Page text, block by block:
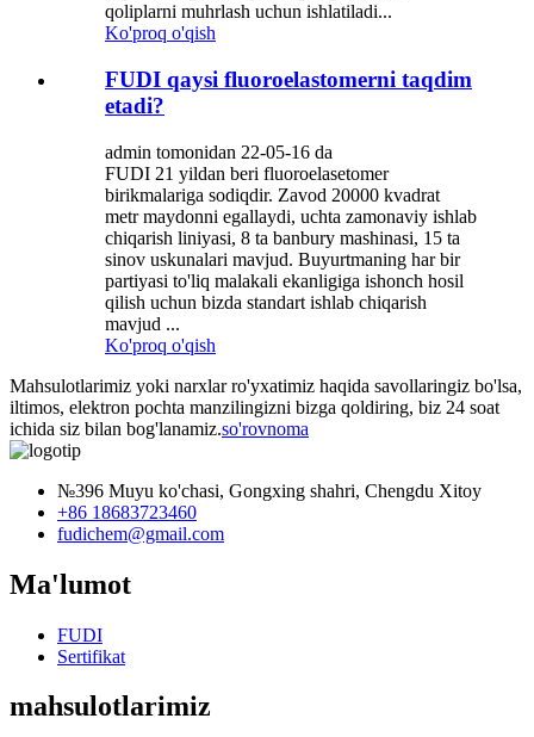
qoliplarni muhrlash uchun ishlatiladi...
Ko'proq o'qish
FUDI qaysi fluoroelastomerni taqdim
etadi?
admin tomonidan 22-05-16 da
FUDI 21 yildan beri fluoroelasetomer
birikmalariga sodiqdir. Zavod 20000 kvadrat
metr maydonni egallaydi, uchta zamonaviy ishlab
chiqarish liniyasi, 8 ta banbury mashinasi, 15 ta
sinov uskunalari mavjud. Buyurtmaning har bir
partiyasi to'liq malakali ekanligiga ishonch hosil
qilish uchun bizda standart ishlab chiqarish
mavjud ...
Ko'proq o'qish
Mahsulotlarimiz yoki narxlar ro'yxatimiz haqida savollaringiz bo'lsa,
iltimos, elektron pochta manzilingizni bizga qoldiring, biz 24 soat
ichida siz bilan bog'lanamiz.so'rovnoma
№396 Muyu ko'chasi, Gongxing shahri, Chengdu Xitoy
+86 18683723460
fudichem@gmail.com
Ma'lumot
FUDI
Sertifikat
mahsulotlarimiz